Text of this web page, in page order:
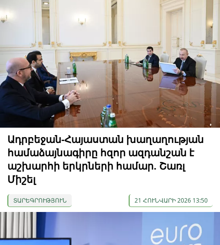
Ադրբեջան-Հայաստան խաղաղության
համաձայնագիրը հզոր ազդանշան է
աշխարհի երկրների համար. Շառլ
Միշել
ՏԱՐԵԳՐՈՒԹՅՈՒՆ 21 ՀՈՒՆՎԱՐԻ 2026 13:50